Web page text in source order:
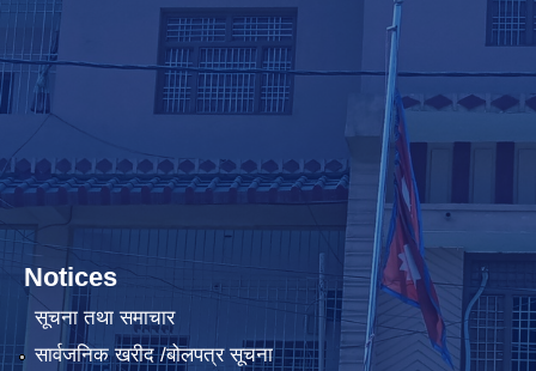
Notices
सूचना तथा समाचार
सार्वजनिक खरीद /बोलपत्र सूचना